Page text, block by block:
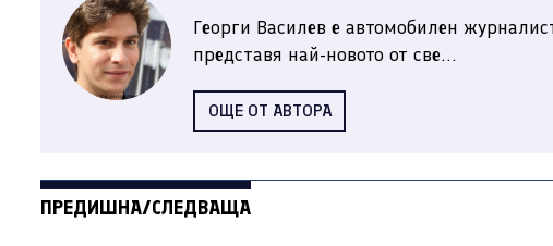
Георги Василев е автомобилен
представя най-новото от све...
ОЩЕ ОТ АВТОРА
ПРЕДИШНА/СЛЕДВАЩА